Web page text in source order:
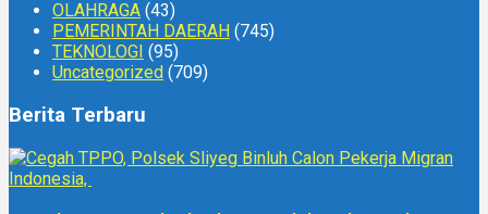
OLAHRAGA (43)
PEMERINTAH DAERAH (745)
TEKNOLOGI (95)
Uncategorized (709)
Berita Terbaru